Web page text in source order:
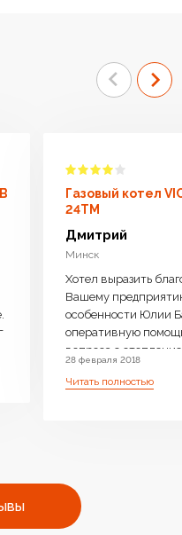
Газовый котел
24TM
Дмитрий
Минск
Хотел выразить
Вашему
особенности Юлии
оперативную
вопроса с
возможность
замены
очень много людей
одном месте
отопления высокого
28 февраля 2018
Читать полностью